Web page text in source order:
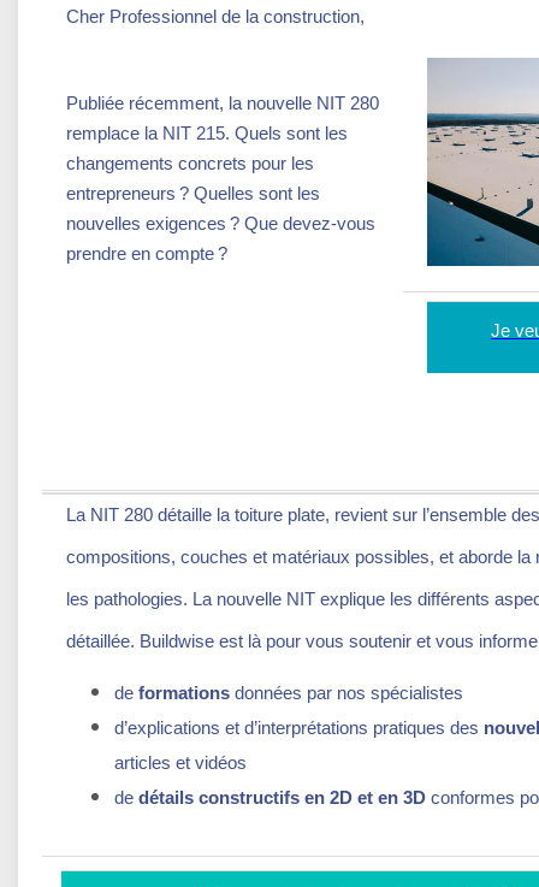
Cher Professionnel de la construction,
Publiée récemment, la nouvelle NIT 280
remplace la NIT 215. Quels sont les
changements concrets pour les
entrepreneurs ? Quelles sont les
nouvelles exigences ? Que devez-vous
prendre en compte ?
Je
La NIT 280 détaille la toiture plate, revient sur l’ensemble
compositions, couches et matériaux possibles, et aborde la
les pathologies. La nouvelle NIT explique les différents
détaillée. Buildwise est là pour vous soutenir et vous
de formations données par nos spécialistes
d’explications et d’interprétations pratiques des
articles et vidéos
de détails constructifs en 2D et en 3D conformes